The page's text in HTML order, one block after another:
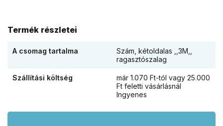
Termék részletei
A csomag tartalma
Szám, kétoldalas ,,3M,,
ragasztószalag
Szállítási költség
már 1.070 Ft-tól vagy 25.000
Ft feletti vásárlásnál
Ingyenes